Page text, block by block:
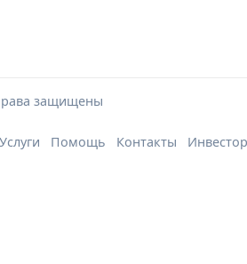
защищены
Услуги Помощь Контакты